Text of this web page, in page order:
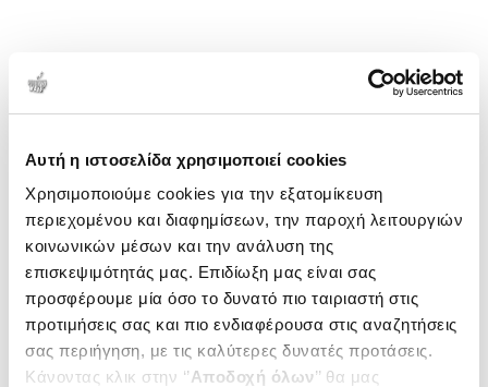
Αυτή η ιστοσελίδα χρησιμοποιεί cookies
Χρησιμοποιούμε cookies για την εξατομίκευση
περιεχομένου και διαφημίσεων, την παροχή λειτουργιών
κοινωνικών μέσων και την ανάλυση της
επισκεψιμότητάς μας. Επιδίωξη μας είναι σας
προσφέρουμε μία όσο το δυνατό πιο ταιριαστή στις
προτιμήσεις σας και πιο ενδιαφέρουσα στις αναζητήσεις
σας περιήγηση, με τις καλύτερες δυνατές προτάσεις.
Κάνοντας κλικ στην ‘’Αποδοχή όλων’’ θα μας